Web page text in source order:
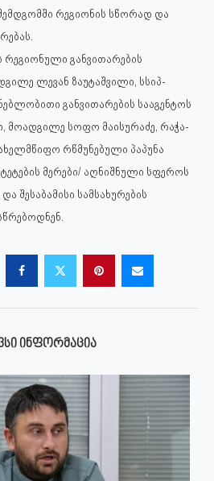
რეგიონის სწორად და
განვითარების
ლევან ზაუტაშვილი, სსიპ-
განვითარების სააგენტოს
მოადგილე სოფო მაისურაძე, რაჭა-
რწმუნებული პაპუნა
მერები/ აღნიშნული სფეროს
შესაბამისი სამსახურების
ᲘᲜᲤᲝᲠᲛᲐᲪᲘᲐ